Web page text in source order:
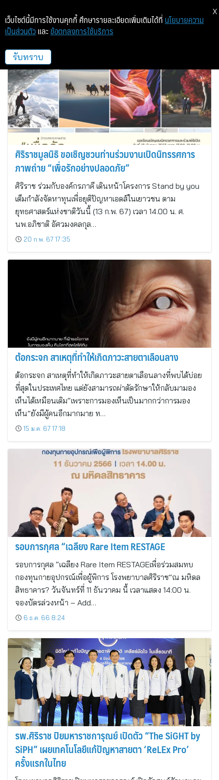
ฏีม แอ็ด คอร์ปอเรชั่น
ศิริราชมูลนิธิ ขอเชิญชวนท่านร่วมงานเปิดนิทรรศการ
ภาพถ่าย “เพื่อรักอย่างปลอดภัย”
ศิริราช ร่วมกับองค์กรภาคี เดินหน้าโครงการ Stand by you
เต็มกำลังจัดหาทุนเพื่อยุติปัญหาเอดส์ในเยาวชน ตาม
ยุทธศาสตร์แห่งชาติวันนี้ (13 ก.พ. 67) เวลา 14.00 น. ศ.
นพ.อภิชาติ อัศวมงคลกุล…
20 ก.พ. 67 17:35
ต้อกระจก สาเหตุที่ทำให้เกิดภาวะสายตาเลือนลาง
ต้อกระจก สาเหตุที่ทำให้เกิดภาวะสายตาเลือนลางที่พบได้บ่อย
ที่สุดในประเทศไทย แต่ยังสามารถผ่าตัดรักษาให้กลับมามอง
เห็นได้เหมือนเดิม“เพราะการมองเห็นเป็นมากกว่าการมอง
เห็น”ยังมีผู้คนอีกมากมาย ท…
15 ม.ค. 67 17:18
รอบการกุศล “เฉลียง Rare Item RESTAGE
รอบการกุศล “เฉลียง Rare Item RESTAGEเพื่อร่วมสมทบ
กองทุนกายอุปกรณ์เพื่อผู้พิการ โรงพยาบาลศิริราช”ณ มหิดล
สิทธาคาร? วันจันทร์ที่ 11 ธันวาคม นี้ เวลาแสดง 14:00 น.
จองบัตรล่วงหน้า – Add…
6 ธ.ค. 66 8:24
รพ.ศิริราช ปิยมหาราชการุณย์ เปิดตัว “The SiGHT by
SiPH” เผยเทคโนโลยีแก้ปัญหาสายตา ‘ReLEx Pro’
ครั้งแรกในไทย
เว็บไซต์นี้มีการใช้งานคุกกี้ ศึกษารายละเอียดเพิ่มเติมได้ที่ นโยบายความ
เป็นส่วนตัว และ ข้อตกลงการใช้บริการ
รับทราบ
X